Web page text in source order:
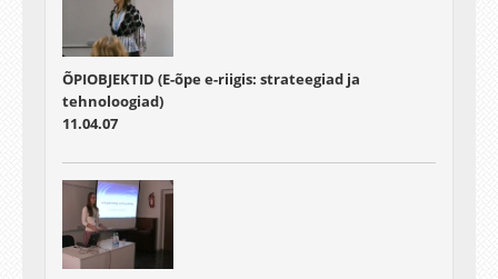
ÕPIOBJEKTID (E-õpe e-riigis: strateegiad ja
tehnoloogiad)
11.04.07